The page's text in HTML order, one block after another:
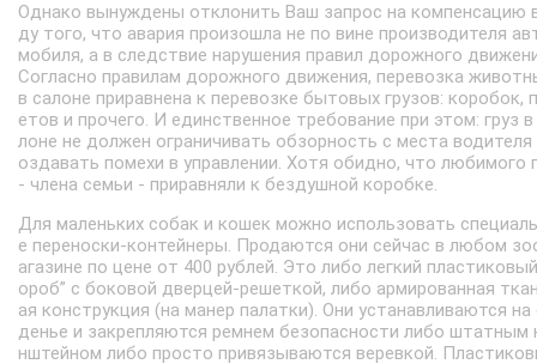
Однако вынуждены отклонить Ваш запрос на компенсацию
ду того, что авария произошла не по вине производителя
мобиля, а в следствие нарушения правил дорожного
Согласно правилам дорожного движения, перевозка
в салоне приравнена к перевозке бытовых грузов: коробок,
етов и прочего. И единственное требование при этом: груз в
лоне не должен ограничивать обзорность с места водителя
оздавать помехи в управлении. Хотя обидно, что любимого
- члена семьи - приравняли к бездушной коробке.
Для маленьких собак и кошек можно использовать
е переноски-контейнеры. Продаются они сейчас в любом
агазине по цене от 400 рублей. Это либо легкий
ороб” с боковой дверцей-решеткой, либо армированная
ая конструкция (на манер палатки). Они устанавливаются на
денье и закрепляются ремнем безопасности либо штатным
нштейном либо просто привязываются веревкой.